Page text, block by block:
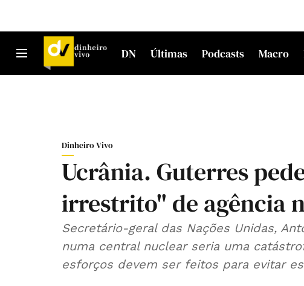
DN Últimas Podcasts Macro
Dinheiro Vivo
Ucrânia. Guterres
irrestrito" de agência
Secretário-geral das Nações Unidas,
numa central nuclear seria uma
esforços devem ser feitos para evitar